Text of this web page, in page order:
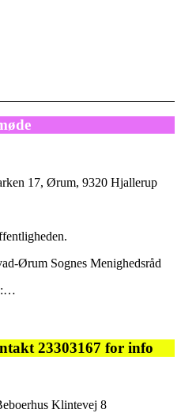
17, Ørum, 9320 Hjallerup
Ørum Sognes Menighedsråd
23303167 for info
Klintevej 8